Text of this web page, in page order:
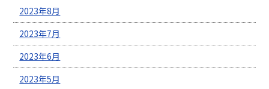
2023年8月
2023年7月
2023年6月
2023年5月